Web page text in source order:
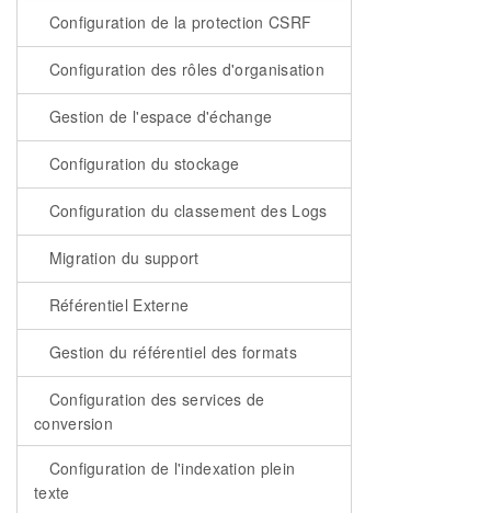
Configuration de la protection CSRF
Configuration des rôles d'organisation
Gestion de l'espace d'échange
Configuration du stockage
Configuration du classement des Logs
Migration du support
Référentiel Externe
Gestion du référentiel des formats
Configuration des services de
conversion
Configuration de l'indexation plein
texte